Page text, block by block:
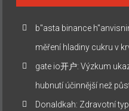
b"asta binance
měření hladiny cukru v
gate io开户:Výzkum
hubnutí účinnější než
Donaldkah: Zdravotní